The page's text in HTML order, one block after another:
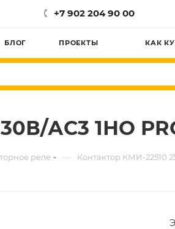
+7 902 204 90 00
БЛОГ ПРОЕКТЫ КАК
АС3 1НО
реле — Контактор КМИ-22510